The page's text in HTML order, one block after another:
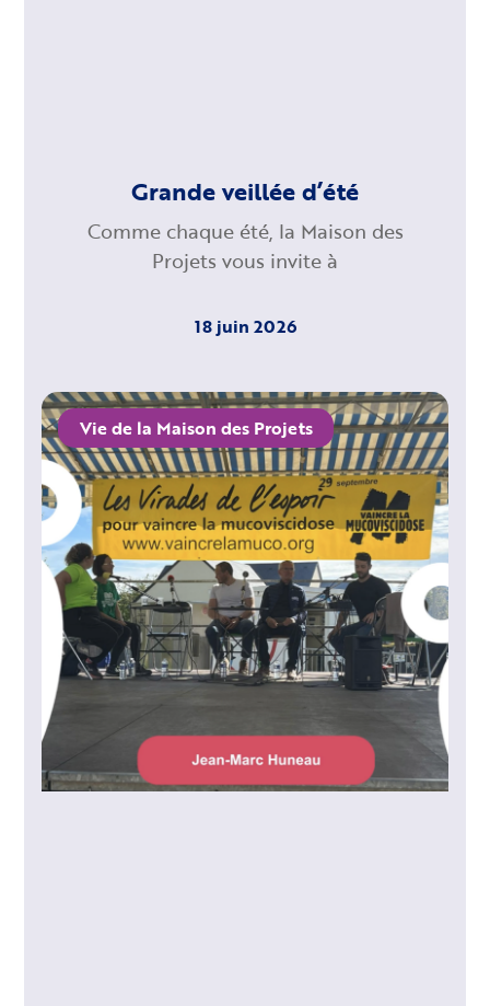
Grande veillée d’été
Comme chaque été, la Maison des
Projets vous invite à
18 juin 2026
Vie de la Maison des Projets